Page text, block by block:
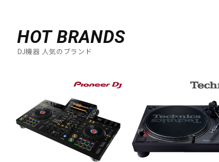
HOT BRANDS
DJ機器 人気のブランド